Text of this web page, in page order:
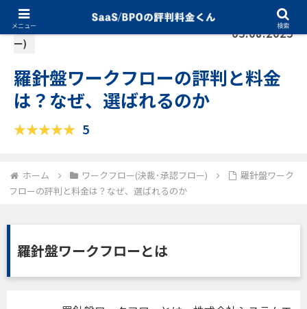
ワークフロー(決裁･承認フロ
ー)
05.08.2025
羅針盤ワークフローの評判と料金
は？なぜ、選ばれるのか
5
ホーム ワークフロー(決裁･承認フロー)
羅針盤ワーク
フローの評判と料金は？なぜ、選ばれるのか
羅針盤ワークフローとは
メニュー 検索